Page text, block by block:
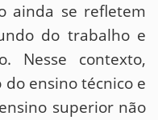
ainda se refletem
do trabalho e
Nesse contexto,
ensino técnico e
superior não